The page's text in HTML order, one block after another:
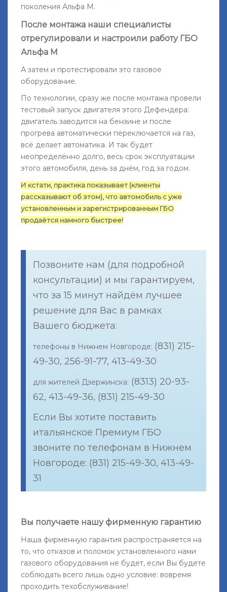
поколения Альфа М.
После монтажа наши специалисты
отрегулировали и настроили работу ГБО
Альфа М
А затем и протестировали это газовое
оборудование.
По технологии, сразу же после монтажа провели
тестовый запуск двигателя этого Дефендера:
двигатель заводится на бензине и после
прогрева автоматически переключается на газ,
всё делает автоматика. И так будет
неопределённо долго, весь срок эксплуатации
этого автомобиля, день за днём, год за годом.
И кстати, практика показывает (клиенты
рассказывают об этом), что автомобиль с уже
установленным и зарегистрированным ГБО
продаётся намного быстрее!
Позвоните нам (для подробной
консультации) и мы гарантируем,
что за 15 минут найдём лучшее
решение для Вас в рамках
Вашего бюджета:
телефоны в Нижнем Новгороде: (831) 215-
49-30, 256-91-77, 413-49-30
для жителей Дзержинска: (8313) 20-93-
62, 413-49-36, (831) 215-49-30
Если Вы хотите поставить
итальянское Премиум ГБО
звоните по телефонам в Нижнем
Новгороде: (831) 215-49-30, 413-49-
31
Вы получаете нашу фирменную гарантию
Наша фирменную гарантия распространяется на
то, что отказов и поломок установленного нами
газового оборудования не будет, если Вы будете
соблюдать всего лишь одно условие: вовремя
проходить техобслуживание!